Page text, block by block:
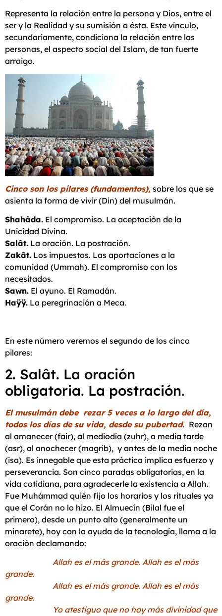
Representa la relación entre la persona y Dios, entre el
ser y la Realidad y su sumisión a ésta. Este vínculo,
secundariamente, condiciona la relación entre las
personas, el aspecto social del Islam, de tan fuerte
arraigo.
Cinco son los pilares (fundamentos), sobre los que se
asienta la forma de vivir (Din) del musulmán.
Shahâda. El compromiso. La aceptación de la
Unicidad Divina.
Salât. La oración. La postración.
Zakât. Los impuestos. Las aportaciones a la
comunidad (Ummah). El compromiso con los
necesitados.
Sawn. El ayuno. El Ramadán.
Haÿÿ. La peregrinación a Meca.
En este número veremos el segundo de los cinco
pilares:
2. Salât. La oración
obligatoria. La postración.
El musulmán debe rezar 5 veces a lo largo del día,
todos los días de su vida, desde su pubertad. Rezan
al amanecer (fair), al mediodía (zuhr), a media tarde
(asr), al anochecer (magrib), y antes de la media noche
(isa). Es innegable que esta práctica implica esfuerzo y
perseverancia. Son cinco paradas obligatorias, en la
vida cotidiana, para agradecerle la existencia a Allah.
Fue Muhámmad quién fijo los horarios y los rituales ya
que el Corán no lo hizo. El Almuecín (Bilal fue el
primero), desde un punto alto (generalmente un
minarete), hoy con la ayuda de la tecnología, llama a la
oración declamando:
Allah es el más grande. Allah es el más
grande.
Allah es el más grande. Allah es el más
grande.
Yo atestiguo que no hay más divinidad que